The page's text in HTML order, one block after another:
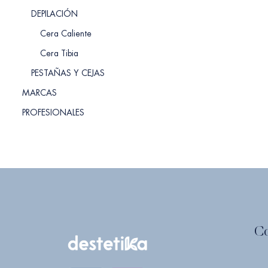
DEPILACIÓN
Cera Caliente
Cera Tibia
PESTAÑAS Y CEJAS
MARCAS
PROFESIONALES